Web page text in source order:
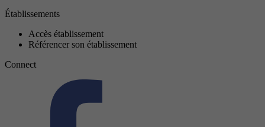
Établissements
Accès établissement
Référencer son établissement
Connect